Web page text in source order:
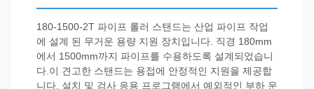
180-1500-2T 파이프 롤러 스탠드는 산업 파이프 작업
에 설계 된 무거운 용량 지원 장치입니다. 직경 180mm
에서 1500mm까지 파이프를 수용하도록 설계되었습니
다.이 견고한 스탠드는 용접에 안정적인 지원을 제공합
니다, 설치 및 검사 응용 프로그램에서 예외적인 부하 운